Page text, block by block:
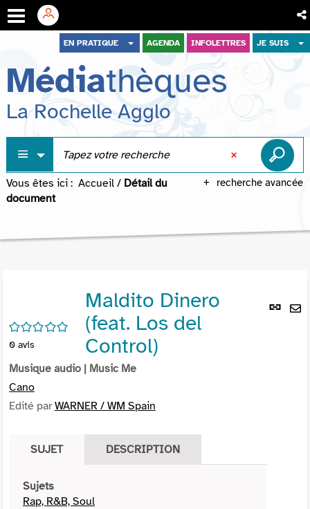
menu
contenu
recherche
EN PRATIQUE AGENDA INFOLETTRES JE SUIS
Médiathèques
La Rochelle Agglo
recherche avancée
Vous êtes ici : Accueil / Détail du
document
Lien
/5
0 avis
Maldito Dinero
(feat. Los del
Control)
Musique audio | Music Me
Cano
Edité parWARNER / WM Spain
SUJET DESCRIPTION
Sujets
Rap, R&B, Soul